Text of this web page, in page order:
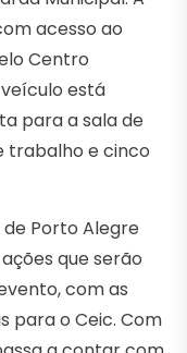
acesso ao
Centro
está
para a sala de
trabalho e cinco
Porto Alegre
que serão
com as
para o Ceic. Com